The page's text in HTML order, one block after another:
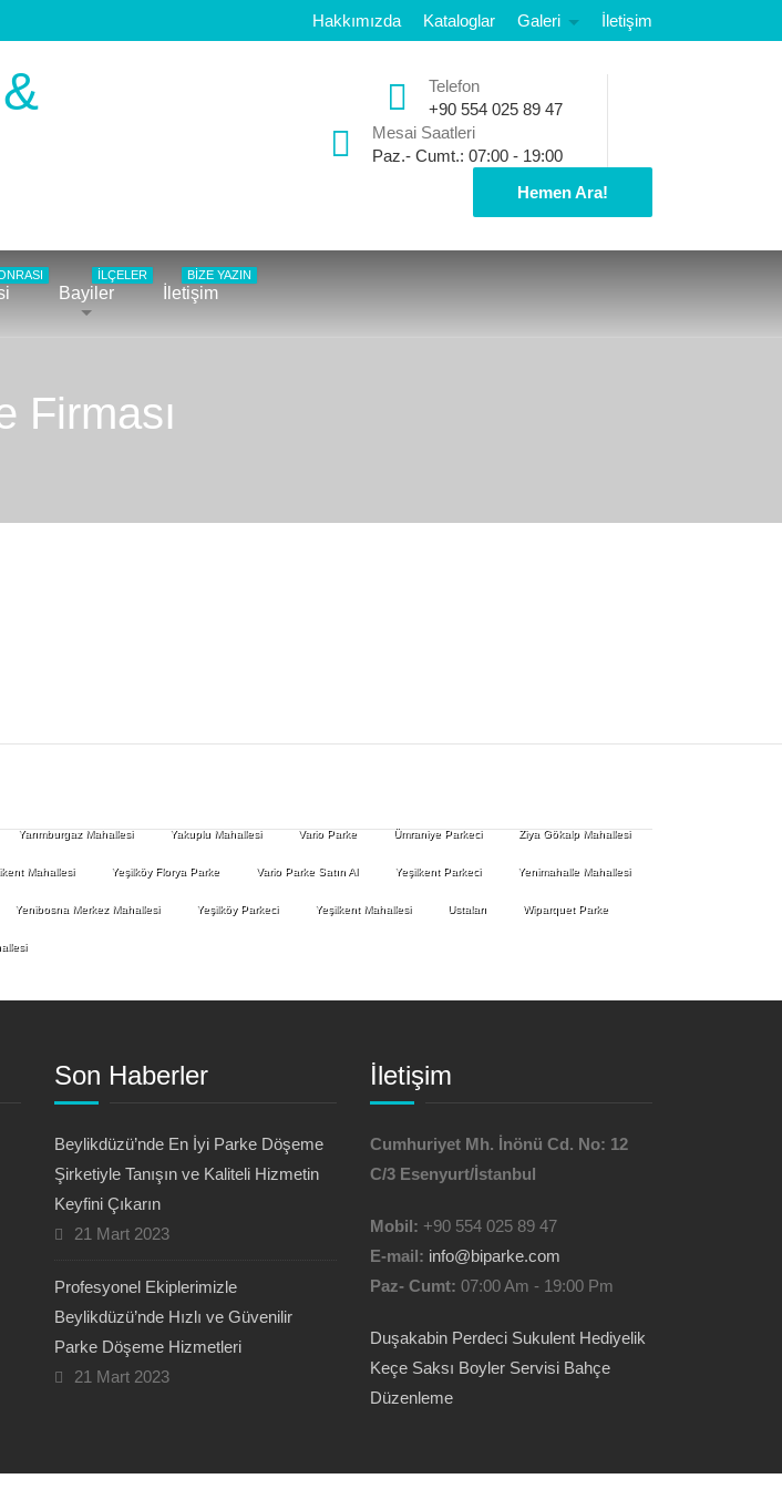
Hakkımızda Kataloglar Galeri İletişim
Telefon
+90 554 025 89 47
Mesai Saatleri
Paz.- Cumt.: 07:00 - 19:00
Hemen Ara!
Bayiler
İLÇELER
İletişim
BIZE YAZIN
Firması
Yarımburgaz Mahallesi Yakuplu Mahallesi Vario Parke Ümraniye Parkeci Ziya Gökalp Mahallesi
Mahallesi Yeşilköy Florya Parke Vario Parke Satın Al Yeşilkent Parkeci Yenimahalle Mahallesi
Yenibosna Merkez Mahallesi Yeşilköy Parkeci Yeşilkent Mahallesi Ustaları Wiparquet Parke
Son Haberler
Beylikdüzü’nde En İyi Parke Döşeme
Şirketiyle Tanışın ve Kaliteli Hizmetin
Keyfini Çıkarın
21 Mart 2023
Profesyonel Ekiplerimizle
Beylikdüzü’nde Hızlı ve Güvenilir
Parke Döşeme Hizmetleri
21 Mart 2023
İletişim
Cumhuriyet Mh. İnönü Cd. No: 12
C/3 Esenyurt/İstanbul
Mobil: +90 554 025 89 47
E-mail: info@biparke.com
Paz- Cumt: 07:00 Am - 19:00 Pm
Duşakabin Perdeci Sukulent Hediyelik
Keçe Saksı Boyler Servisi Bahçe
Düzenleme